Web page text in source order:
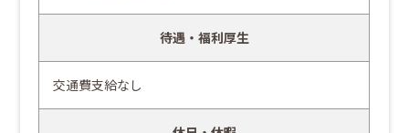
待遇・福利厚生
交通費支給なし